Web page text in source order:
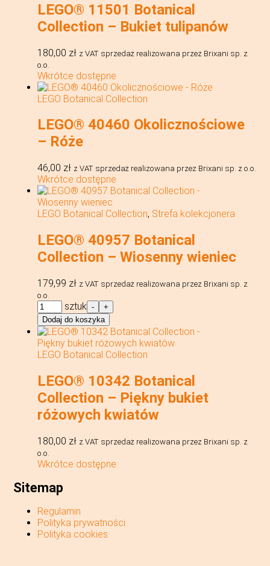
LEGO® 11501 Botanical
Collection – Bukiet tulipanów
180,00 zł z VAT sprzedaż realizowana przez Brixani sp. z
o.o.
Wkrótce dostępne
LEGO Botanical Collection
LEGO® 40460 Okolicznościowe
– Róże
46,00 zł z VAT sprzedaż realizowana przez Brixani sp. z o.o.
Wkrótce dostępne
LEGO Botanical Collection, Strefa kolekcjonera
LEGO® 40957 Botanical
Collection – Wiosenny wieniec
179,99 zł z VAT sprzedaż realizowana przez Brixani sp. z
o.o.
ilość
LEGO® 40957
Botanical
Collection
-
Wiosenny
sztuk -
+
Dodaj do koszyka
LEGO Botanical Collection
LEGO® 10342 Botanical
Collection – Piękny bukiet
różowych kwiatów
180,00 zł z VAT sprzedaż realizowana przez Brixani sp. z
o.o.
Wkrótce dostępne
Sitemap
Regulamin
Polityka prywatności
Polityka cookies